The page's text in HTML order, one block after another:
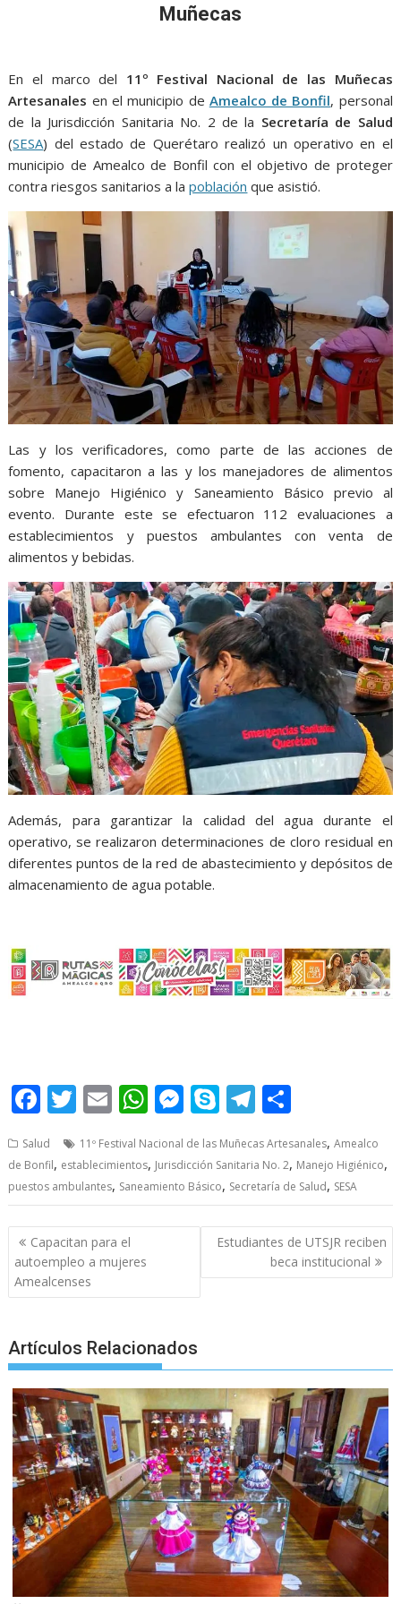
p g
Muñecas
En el marco del 11º Festival Nacional de las Muñecas
Artesanales en el municipio de Amealco de Bonfil, personal
de la Jurisdicción Sanitaria No. 2 de la Secretaría de Salud
(SESA) del estado de Querétaro realizó un operativo en el
municipio de Amealco de Bonfil con el objetivo de proteger
contra riesgos sanitarios a lapoblación que asistió.
Las y los verificadores, como parte de las acciones de
fomento, capacitaron a las y los manejadores de alimentos
sobre Manejo Higiénico y Saneamiento Básico previo al
evento. Durante este se efectuaron 112 evaluaciones a
establecimientos y puestos ambulantes con venta de
alimentos y bebidas.
Además, para garantizar la calidad del agua durante el
operativo, se realizaron determinaciones de cloro residual en
diferentes puntos de la red de abastecimiento y depósitos de
almacenamiento de agua potable.
F
e
b
o
o
k
T
itt
er
E
ai
l
W
at
s
A
M
ss
e
n
er
S
y
p
e
T
e
gr
a
m
ar
e
Salud 11º Festival Nacional de las Muñecas Artesanales,Amealco
de Bonfil, establecimientos, Jurisdicción Sanitaria No. 2, Manejo Higiénico,
puestos ambulantes, Saneamiento Básico, Secretaría de Salud, SESA
Post
navigation
Capacitan para el
autoempleo a mujeres
Amealcenses
Estudiantes de UTSJR reciben
beca institucional
Artículos Relacionados